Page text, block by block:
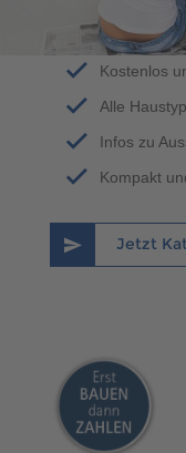
Kostenlos
Alle
Infos zu
Kompakt
Jetzt